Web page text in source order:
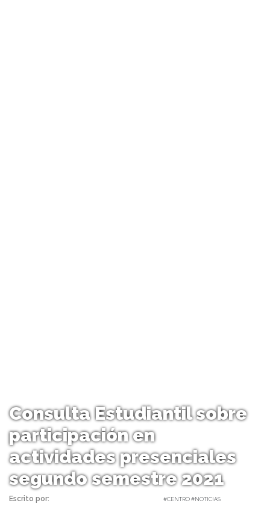
Consulta Estudiantil sobre
participación en
actividades presenciales
segundo semestre 2021
Escrito por: #CENTRO #NOTICIAS